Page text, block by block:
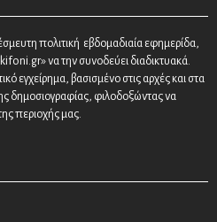
πολιτική εβδομαδιαία εφημερίδα,
να την συνοδεύει διαδικτυακά.
εγχείρημα, βασισμένο στις αρχές και στα
δημοσιογραφίας, φιλοδοξώντας να
περιοχής μας.